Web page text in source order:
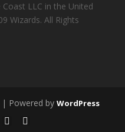
LLC in the United
Wizards. All Rights
| Powered by WordPress